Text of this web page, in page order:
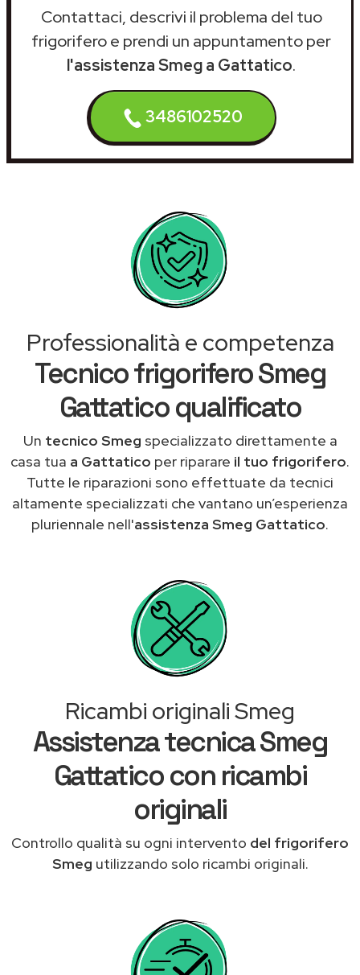
Contattaci, descrivi il problema del tuo
frigorifero e prendi un appuntamento per
l'assistenza Smeg a Gattatico.
3486102520
Professionalità e competenza
Tecnico frigorifero Smeg
Gattatico qualificato
Un tecnico Smeg specializzato direttamente a
casa tua a Gattatico per riparare il tuo frigorifero.
Tutte le riparazioni sono effettuate da tecnici
altamente specializzati che vantano un’esperienza
pluriennale nell'assistenza Smeg Gattatico.
Ricambi originali Smeg
Assistenza tecnica Smeg
Gattatico con ricambi
originali
Controllo qualità su ogni intervento del frigorifero
Smeg utilizzando solo ricambi originali.